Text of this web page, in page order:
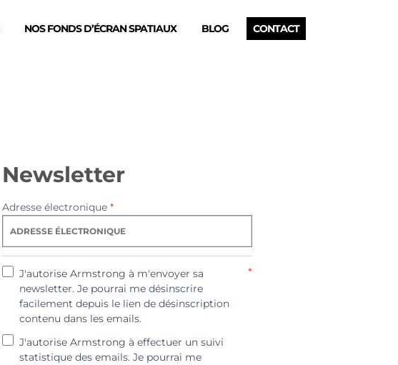
NOS FONDS D’ÉCRAN SPATIAUX BLOG CONTACT
Newsletter
Adresse électronique *
J'autorise Armstrong à m'envoyer sa
newsletter. Je pourrai me désinscrire
facilement depuis le lien de désinscription
contenu dans les emails.
*
J'autorise Armstrong à effectuer un suivi
statistique des emails. Je pourrai me